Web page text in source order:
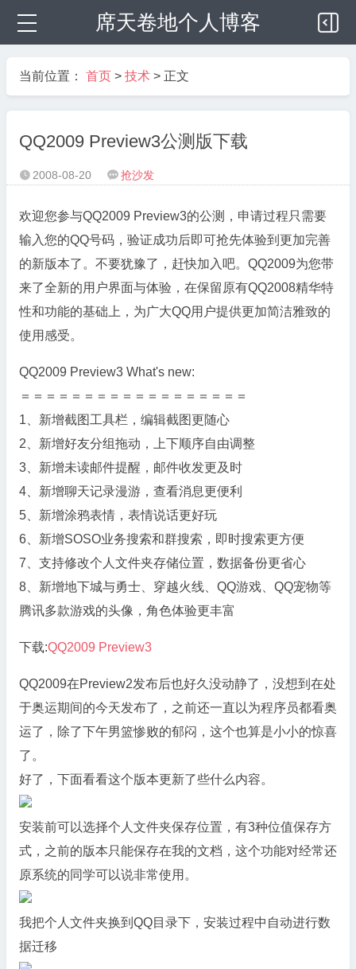
席天卷地个人博客
当前位置： 首页 > 技术 > 正文
QQ2009 Preview3公测版下载
 2008-08-20  抢沙发
欢迎您参与QQ2009 Preview3的公测，申请过程只需要
输入您的QQ号码，验证成功后即可抢先体验到更加完善
的新版本了。不要犹豫了，赶快加入吧。QQ2009为您带
来了全新的用户界面与体验，在保留原有QQ2008精华特
性和功能的基础上，为广大QQ用户提供更加简洁雅致的
使用感受。
QQ2009 Preview3 What's new:
＝＝＝＝＝＝＝＝＝＝＝＝＝＝＝＝＝＝
1、新增截图工具栏，编辑截图更随心
2、新增好友分组拖动，上下顺序自由调整
3、新增未读邮件提醒，邮件收发更及时
4、新增聊天记录漫游，查看消息更便利
5、新增涂鸦表情，表情说话更好玩
6、新增SOSO业务搜索和群搜索，即时搜索更方便
7、支持修改个人文件夹存储位置，数据备份更省心
8、新增地下城与勇士、穿越火线、QQ游戏、QQ宠物等
腾讯多款游戏的头像，角色体验更丰富
下载:QQ2009 Preview3
QQ2009在Preview2发布后也好久没动静了，没想到在处
于奥运期间的今天发布了，之前还一直以为程序员都看奥
运了，除了下午男篮惨败的郁闷，这个也算是小小的惊喜
了。
好了，下面看看这个版本更新了些什么内容。
安装前可以选择个人文件夹保存位置，有3种位值保存方
式，之前的版本只能保存在我的文档，这个功能对经常还
原系统的同学可以说非常使用。
我把个人文件夹换到QQ目录下，安装过程中自动进行数
据迁移